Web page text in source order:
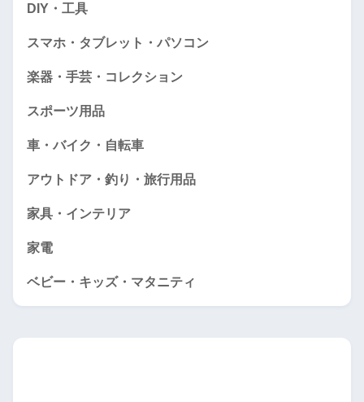
DIY・工具
スマホ・タブレット・パソコン
楽器・手芸・コレクション
スポーツ用品
車・バイク・自転車
アウトドア・釣り・旅行用品
家具・インテリア
家電
ベビー・キッズ・マタニティ